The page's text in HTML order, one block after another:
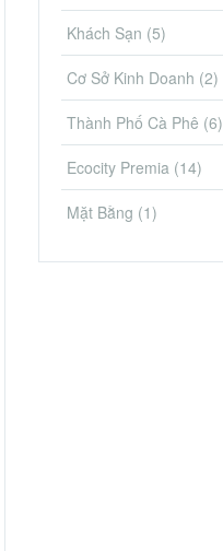
Khách Sạn (5)
Cơ Sở Kinh Doanh (2)
Thành Phố Cà Phê (6)
Ecocity Premia (14)
Mặt Bằng (1)